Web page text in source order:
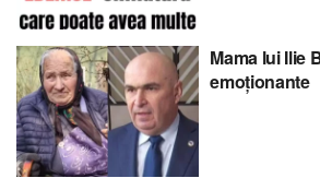
Mama lui Ilie
emoționante